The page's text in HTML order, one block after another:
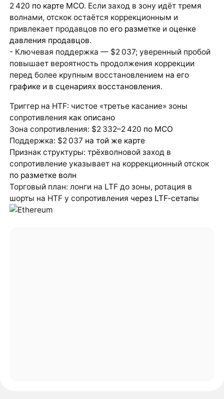
2 420 по карте MCO. Если заход в зону идёт тремя
волнами, отскок остаётся коррекционным и
привлекает продавцов по его разметкеи оценке
давления продавцов.
- Ключевая поддержка — $2 037; уверенный пробой
повышает вероятность продолжения коррекции
перед более крупным восстановлением на его
графикеи в сценариях восстановления.
Триггер на HTF: чистое «третье касание» зоны
сопротивления как описано
Зона сопротивления: $2 332–2 420 по MCO
Поддержка: $2 037 на той же карте
Признак структуры: трёхволновой заход в
сопротивление указывает на коррекционный отскок
по разметке волн
Торговый план: лонги на LTF до зоны, ротация в
шорты на HTF у сопротивления через LTF‑сетапы